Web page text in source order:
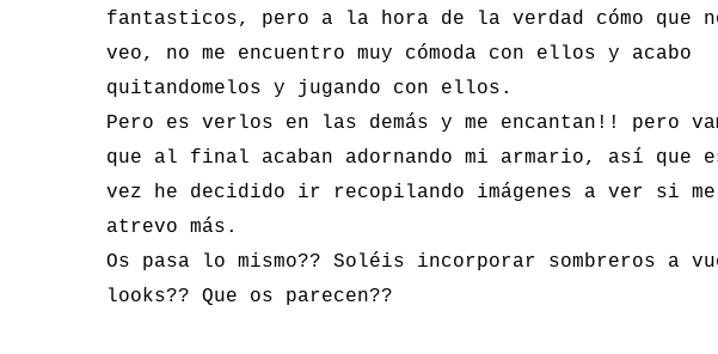
fantasticos, pero a la hora de la verdad cómo que
veo, no me encuentro muy cómoda con ellos y acabo
quitandomelos y jugando con ellos.
Pero es verlos en las demás y me encantan!! pero
que al final acaban adornando mi armario, así que
vez he decidido ir recopilando imágenes a ver si me
atrevo más.
Os pasa lo mismo?? Soléis incorporar sombreros a
looks?? Que os parecen??